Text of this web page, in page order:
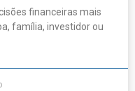
financeiras mais
família, investidor ou